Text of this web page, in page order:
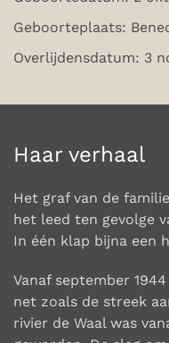
Geboorteplaats:
Overlijdensdatum: 3
Haar verhaal
Het graf van de
het leed ten gevolge
In één klap bijna een
Vanaf september
net zoals de streek
rivier de Waal was